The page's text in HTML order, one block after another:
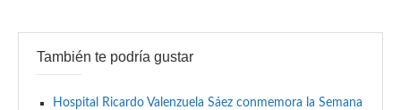
También te podría gustar
Hospital Ricardo Valenzuela Sáez conmemora la Semana